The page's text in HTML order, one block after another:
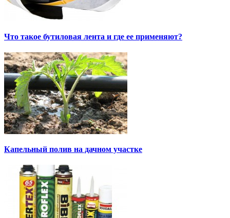
Что такое бутиловая лента и где ее применяют?
Капельный полив на дачном участке